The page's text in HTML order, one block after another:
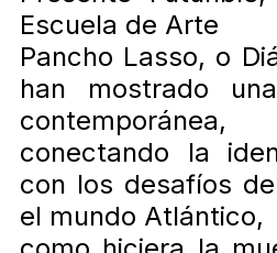
Escuela de Arte
Pancho Lasso, o
han mostrado
contemporánea,
conectando la
con los desafíos
el mundo Atlántico,